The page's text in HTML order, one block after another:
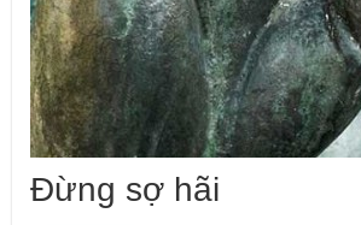
Đừng sợ hãi